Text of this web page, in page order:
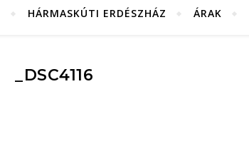
HÁRMASKÚTI ERDÉSZHÁZ ÁRAK
_DSC4116